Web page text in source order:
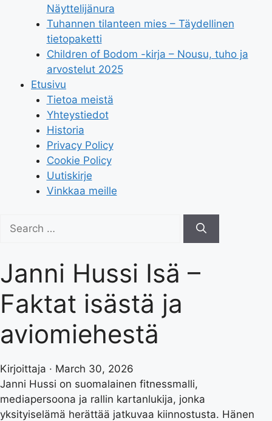
Näyttelijänura
Tuhannen tilanteen mies – Täydellinen
tietopaketti
Children of Bodom -kirja – Nousu, tuho ja
arvostelut 2025
Etusivu
Tietoa meistä
Yhteystiedot
Historia
Privacy Policy
Cookie Policy
Uutiskirje
Vinkkaa meille
for:
Janni Hussi Isä –
Faktat isästä ja
aviomiehestä
Kirjoittaja · March 30, 2026
Janni Hussi on suomalainen fitnessmalli,
mediapersoona ja rallin kartanlukija, jonka
yksityiselämä herättää jatkuvaa kiinnostusta. Hänen